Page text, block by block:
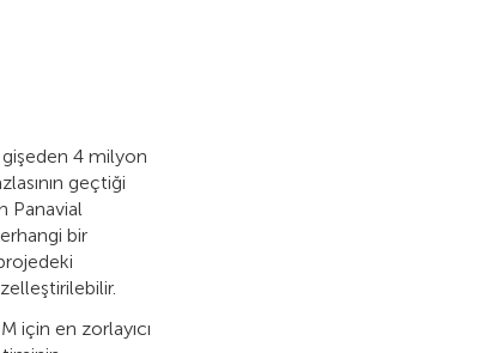
4 milyon
geçtiği
Panavial
bir
için en zorlayıcı